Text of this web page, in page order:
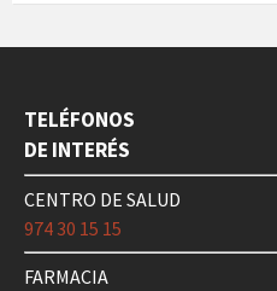
TELÉFONOS
DE INTERÉS
CENTRO DE SALUD
974 30 15 15
FARMACIA